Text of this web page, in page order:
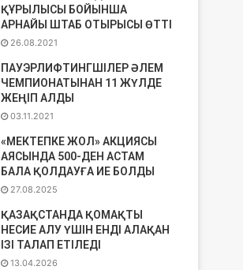
ҚҰРЫЛЫСЫ БОЙЫНША
АРНАЙЫ ШТАБ ОТЫРЫСЫ ӨТТІ
26.08.2021
ПАУЭРЛИФТИНГШІЛЕР ӘЛЕМ
ЧЕМПИОНАТЫНАН 11 ЖҮЛДЕ
ЖЕҢІП АЛДЫ
03.11.2021
«МЕКТЕПКЕ ЖОЛ» АКЦИЯСЫ
АЯСЫНДА 500-ДЕН АСТАМ
БАЛА ҚОЛДАУҒА ИЕ БОЛДЫ
27.08.2025
ҚАЗАҚСТАНДА ҚОМAҚТЫ
НЕСИЕ АЛУ ҮШІН ЕНДІ АЛАҚАН
ІЗІ ТАЛАП ЕТІЛЕДІ
13.04.2026